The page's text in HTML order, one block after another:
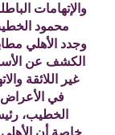
والإتهامات
محمود
وجدد الأهلي
الكشف عن
غير اللائقة
في
الخطيب،
خاصة أن